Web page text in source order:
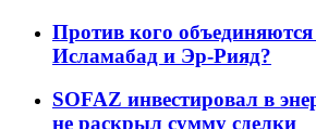
Против кого
Исламабад и Эр-Рияд?
SOFAZ инвестировал в
не раскрыл сумму сделки